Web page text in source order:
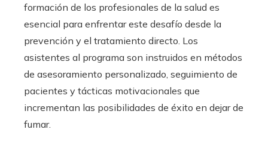
formación de los profesionales de la salud es
esencial para enfrentar este desafío desde la
prevención y el tratamiento directo. Los
asistentes al programa son instruidos en métodos
de asesoramiento personalizado, seguimiento de
pacientes y tácticas motivacionales que
incrementan las posibilidades de éxito en dejar de
fumar.